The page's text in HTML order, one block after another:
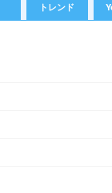
トレンド